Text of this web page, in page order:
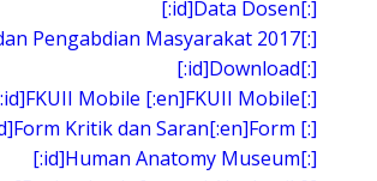
[:id]Data Dosen[:]
Pengabdian Masyarakat 2017[:]
[:id]Download[:]
Mobile [:en]FKUII Mobile[:]
Kritik dan Saran[:en]Form [:]
[:id]Human Anatomy Museum[:]